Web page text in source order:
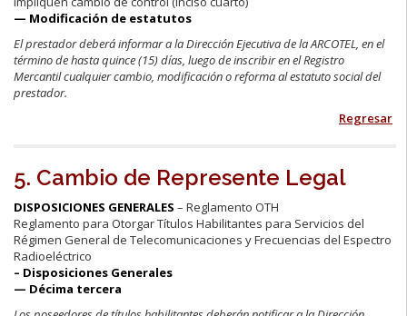
— Modificación de estatutos
El prestador deberá informar a la Dirección Ejecutiva de la ARCOTEL, en el
término de hasta quince (15) días, luego de inscribir en el Registro
Mercantil cualquier cambio, modificación o reforma al estatuto social del
prestador.
Regresar
5. Cambio de Represente Legal
DISPOSICIONES GENERALES – Reglamento OTH
Reglamento para Otorgar Títulos Habilitantes para Servicios del
Régimen General de Telecomunicaciones y Frecuencias del Espectro
Radioeléctrico
– Disposiciones Generales
— Décima tercera